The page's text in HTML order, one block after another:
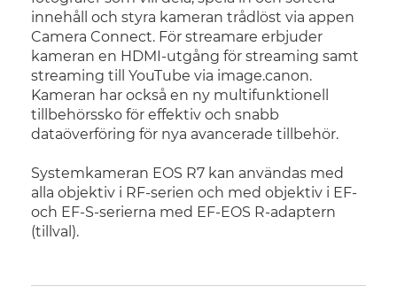
innehåll och styra kameran trådlöst via appen
Camera Connect. För streamare erbjuder
kameran en HDMI-utgång för streaming samt
streaming till YouTube via image.canon.
Kameran har också en ny multifunktionell
tillbehörssko för effektiv och snabb
dataöverföring för nya avancerade tillbehör.
Systemkameran EOS R7 kan användas med
alla objektiv i RF-serien och med objektiv i EF-
och EF-S-serierna med EF-EOS R-adaptern
(tillval).